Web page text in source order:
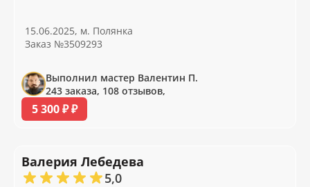
15.06.2025, м. Полянка
Заказ №3509293
Выполнил мастер Валентин П.
243 заказа, 108 отзывов,
5 300 ₽ ₽
Валерия Лебедева
5,0